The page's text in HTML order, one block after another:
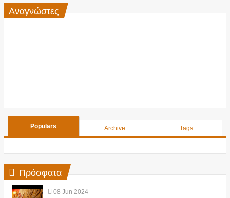
Αναγνώστες
Populars Archive Tags
Πρόσφατα
08 Jun 2024